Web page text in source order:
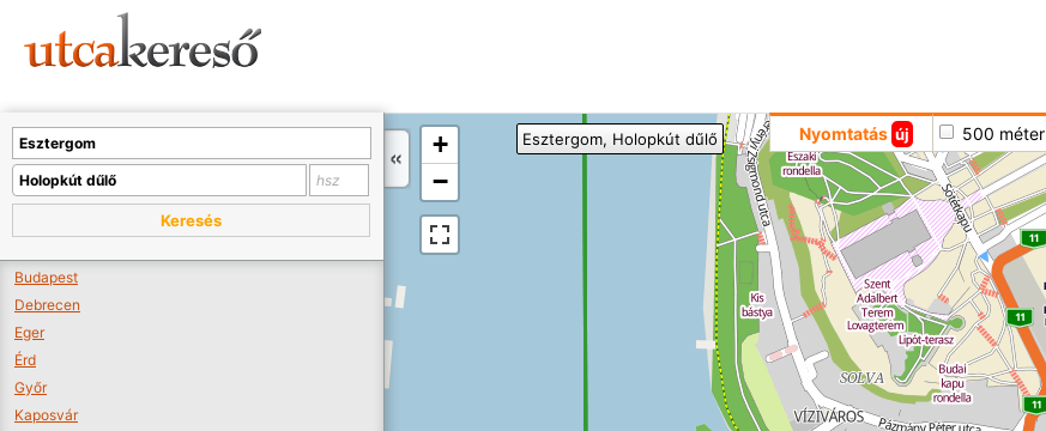
+
−
Nyomtatás új 500 méter
Esztergom, Holopkút dűlő
Keresés
Budapest
Debrecen
Eger
Érd
Győr
Kaposvár
A térképet kicsinyíteni kell, hogy látszódjanak a boltok.
Boltok látszódjanak >>